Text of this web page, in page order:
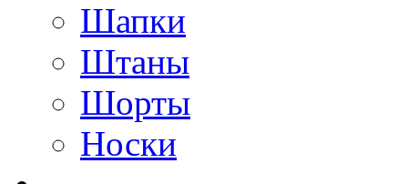
Шапки
Штаны
Шорты
Носки